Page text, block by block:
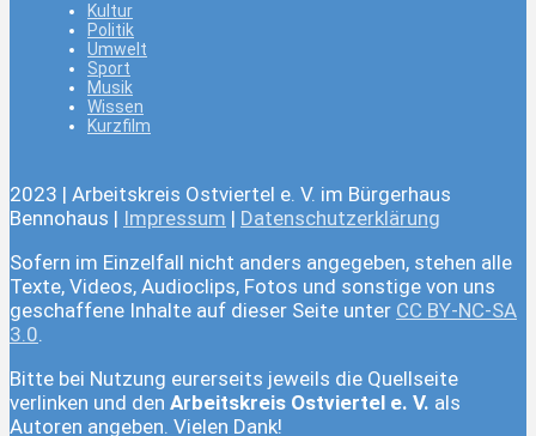
Kultur
Politik
Umwelt
Sport
Musik
Wissen
Kurzfilm
2023 | Arbeitskreis Ostviertel e. V. im Bürgerhaus
Bennohaus | Impressum | Datenschutzerklärung
Sofern im Einzelfall nicht anders angegeben, stehen alle
Texte, Videos, Audioclips, Fotos und sonstige von uns
geschaffene Inhalte auf dieser Seite unter CC BY-NC-SA
3.0.
Bitte bei Nutzung eurerseits jeweils die Quellseite
verlinken und den Arbeitskreis Ostviertel e. V. als
Autoren angeben. Vielen Dank!